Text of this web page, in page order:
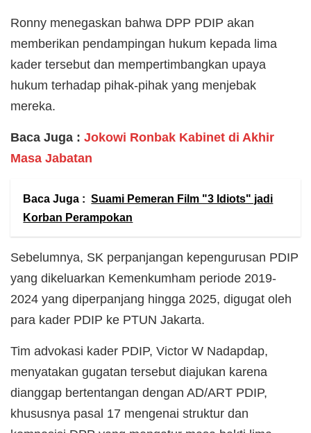
Ronny menegaskan bahwa DPP PDIP akan
memberikan pendampingan hukum kepada lima
kader tersebut dan mempertimbangkan upaya
hukum terhadap pihak-pihak yang menjebak
mereka.
Baca Juga : Jokowi Ronbak Kabinet di Akhir
Masa Jabatan
Baca Juga : Suami Pemeran Film "3 Idiots" jadi
Korban Perampokan
Sebelumnya, SK perpanjangan kepengurusan PDIP
yang dikeluarkan Kemenkumham periode 2019-
2024 yang diperpanjang hingga 2025, digugat oleh
para kader PDIP ke PTUN Jakarta.
Tim advokasi kader PDIP, Victor W Nadapdap,
menyatakan gugatan tersebut diajukan karena
dianggap bertentangan dengan AD/ART PDIP,
khususnya pasal 17 mengenai struktur dan